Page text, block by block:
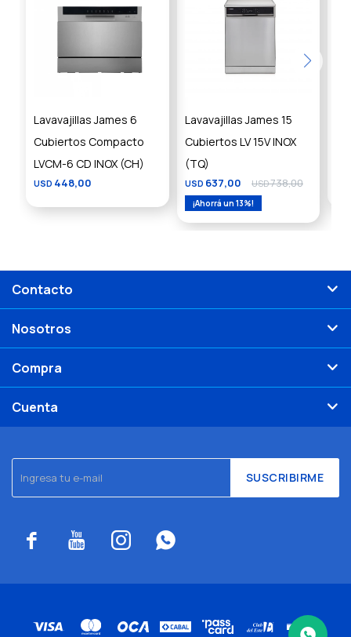
Lavavajillas James 6
Cubiertos Compacto
LVCM-6 CD INOX (CH)
USD 448,00
Lavavajillas James 15
Cubiertos LV 15V INOX
(TQ)
USD 637,00 USD738,00
13
SUSCRIBIRME
   
Contacto
Nosotros
Compra
Cuenta